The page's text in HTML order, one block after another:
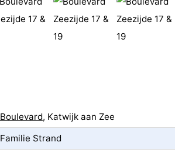
Boulevard, Katwijk aan Zee
Familie Strand